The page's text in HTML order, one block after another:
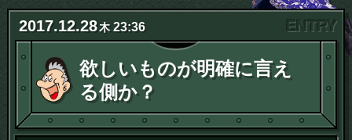
2017.12.28木23:36
欲しいものが明確に言え
る側か？